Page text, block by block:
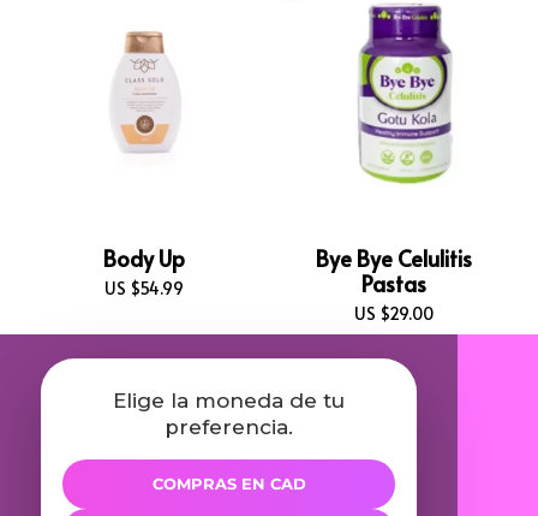
Body Up
US $54.99
Bye Bye Celulitis
Pastas
US $29.00
Elige la moneda de tu
preferencia.
COMPRAS EN CAD